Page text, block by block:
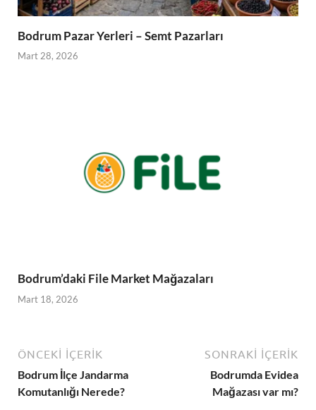
Bodrum Pazar Yerleri – Semt Pazarları
Mart 28, 2026
Bodrum’daki File Market Mağazaları
Mart 18, 2026
ÖNCEKI İÇERIK
Bodrum İlçe Jandarma
Komutanlığı Nerede?
SONRAKI İÇERIK
Bodrumda Evidea
Mağazası var mı?